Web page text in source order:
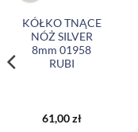
KÓŁKO TNĄCE
NÓŻ SILVER
8mm 01958
RUBI
61,00zł